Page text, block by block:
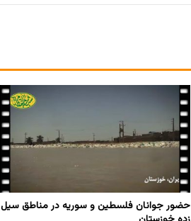
حضور جوانان فلسطین و سوریه در مناطق سیل